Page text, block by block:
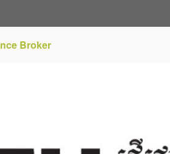
Broker